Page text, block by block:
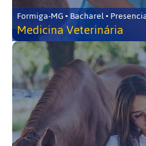
Formiga-MG • Bacharel •
Medicina Veterinária